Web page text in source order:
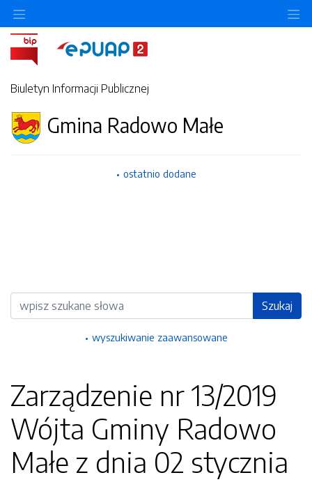
Biuletyn Informacji Publicznej
Gmina Radowo Małe
ostatnio dodane
Wyszukiwarka Szukaj
wyszukiwanie zaawansowane
Zarządzenie nr 13/2019
Wójta Gminy Radowo
Małe z dnia 02 stycznia